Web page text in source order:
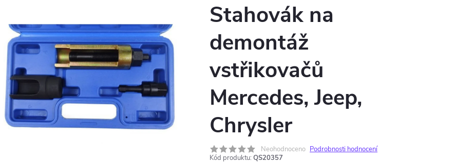
Stahovák na
demontáž
vstřikovačů
Mercedes, Jeep,
Chrysler
Neohodnoceno Podrobnosti hodnocení
Kód produktu: QS20357